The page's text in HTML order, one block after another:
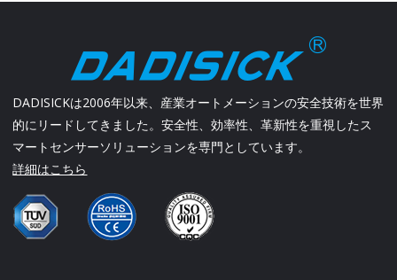
DADISICKは2006年以来、産業オートメーションの安全技術を世界
的にリードしてきました。安全性、効率性、革新性を重視したス
マートセンサーソリューションを専門としています。
詳細はこちら